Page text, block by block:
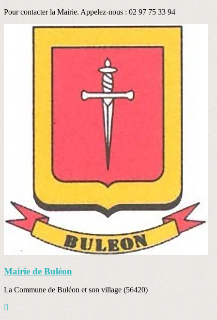
Pour contacter la Mairie. Appelez-nous : 02 97 75 33 94
Mairie de Buléon
La Commune de Buléon et son village (56420)